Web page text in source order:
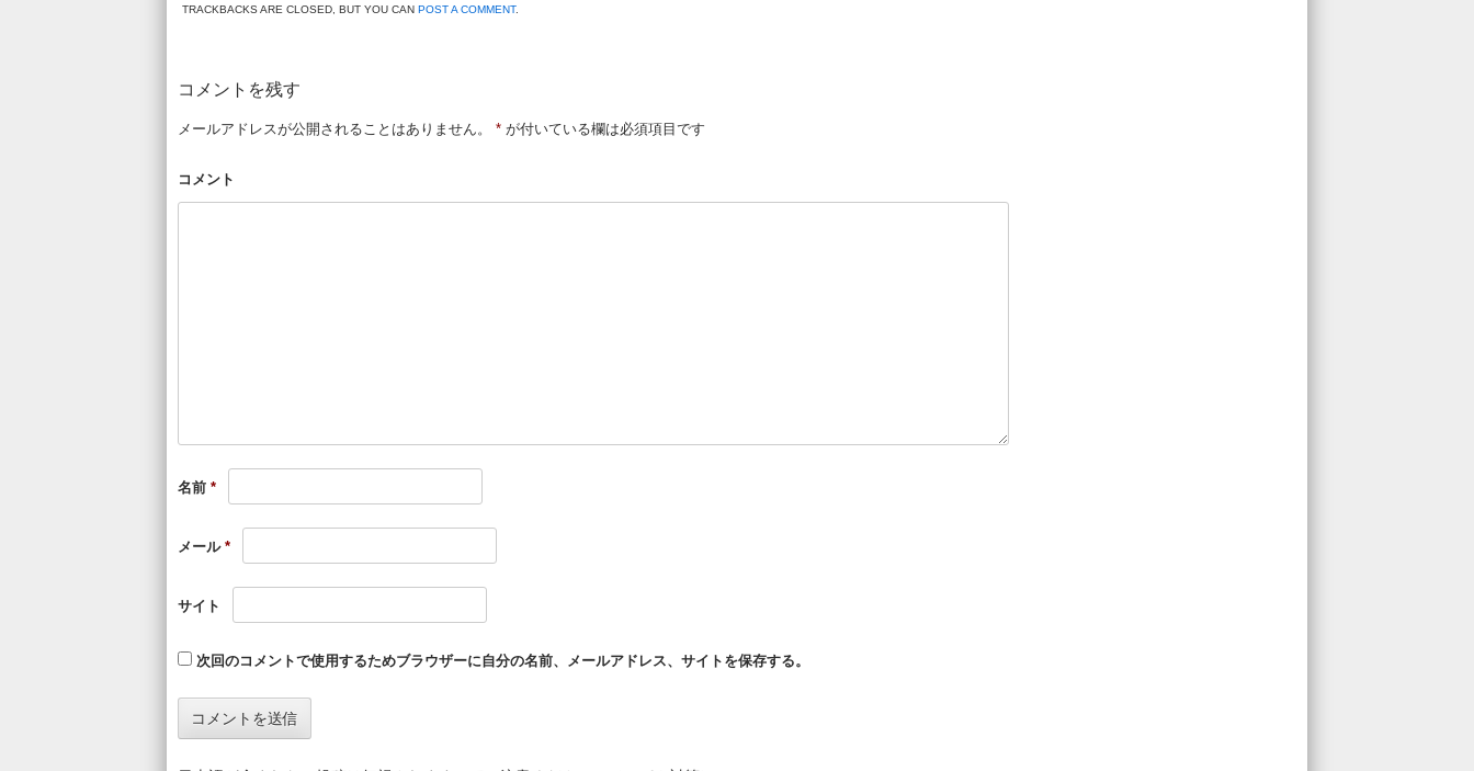
TRACKBACKS ARE CLOSED, BUT YOU CAN POST A COMMENT.
コメントを残す
メールアドレスが公開されることはありません。 * が付いている欄は必須項目です
コメント
名前 *
メール *
サイト
次回のコメントで使用するためブラウザーに自分の名前、メールアドレス、サイトを保存する。